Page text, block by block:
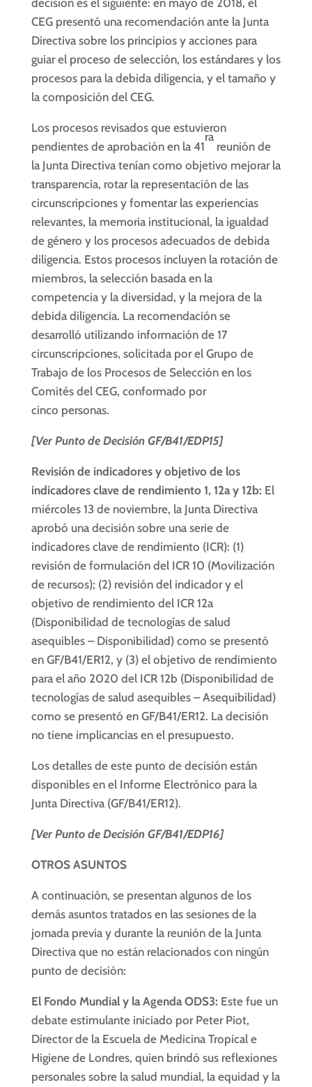
CEG presentó una recomendación ante la Junta
Directiva sobre los principios y acciones para
guiar el proceso de selección, los estándares y los
procesos para la debida diligencia, y el tamaño y
la composición del CEG.
Los procesos revisados que estuvieron
pendientes de aprobación en la 41
ra
reunión de
la Junta Directiva tenían como objetivo mejorar la
transparencia, rotar la representación de las
circunscripciones y fomentar las experiencias
relevantes, la memoria institucional, la igualdad
de género y los procesos adecuados de debida
diligencia. Estos procesos incluyen la rotación de
miembros, la selección basada en la
competencia y la diversidad, y la mejora de la
debida diligencia. La recomendación se
desarrolló utilizando información de 17
circunscripciones, solicitada por el Grupo de
Trabajo de los Procesos de Selección en los
Comités del CEG, conformado por
cinco personas.
[Ver Punto de Decisión GF/B41/EDP15]
Revisión de indicadores y objetivo de los
indicadores clave de rendimiento 1, 12a y 12b: El
miércoles 13 de noviembre, la Junta Directiva
aprobó una decisión sobre una serie de
indicadores clave de rendimiento (ICR): (1)
revisión de formulación del ICR 10 (Movilización
de recursos); (2) revisión del indicador y el
objetivo de rendimiento del ICR 12a
(Disponibilidad de tecnologías de salud
asequibles – Disponibilidad) como se presentó
en GF/B41/ER12, y (3) el objetivo de rendimiento
para el año 2020 del ICR 12b (Disponibilidad de
tecnologías de salud asequibles – Asequibilidad)
como se presentó en GF/B41/ER12. La decisión
no tiene implicancias en el presupuesto.
Los detalles de este punto de decisión están
disponibles en el Informe Electrónico para la
Junta Directiva (GF/B41/ER12).
[Ver Punto de Decisión GF/B41/EDP16]
OTROS ASUNTOS
A continuación, se presentan algunos de los
demás asuntos tratados en las sesiones de la
jornada previa y durante la reunión de la Junta
Directiva que no están relacionados con ningún
punto de decisión:
El Fondo Mundial y la Agenda ODS3: Este fue un
debate estimulante iniciado por Peter Piot,
Director de la Escuela de Medicina Tropical e
Higiene de Londres, quien brindó sus reflexiones
personales sobre la salud mundial, la equidad y la